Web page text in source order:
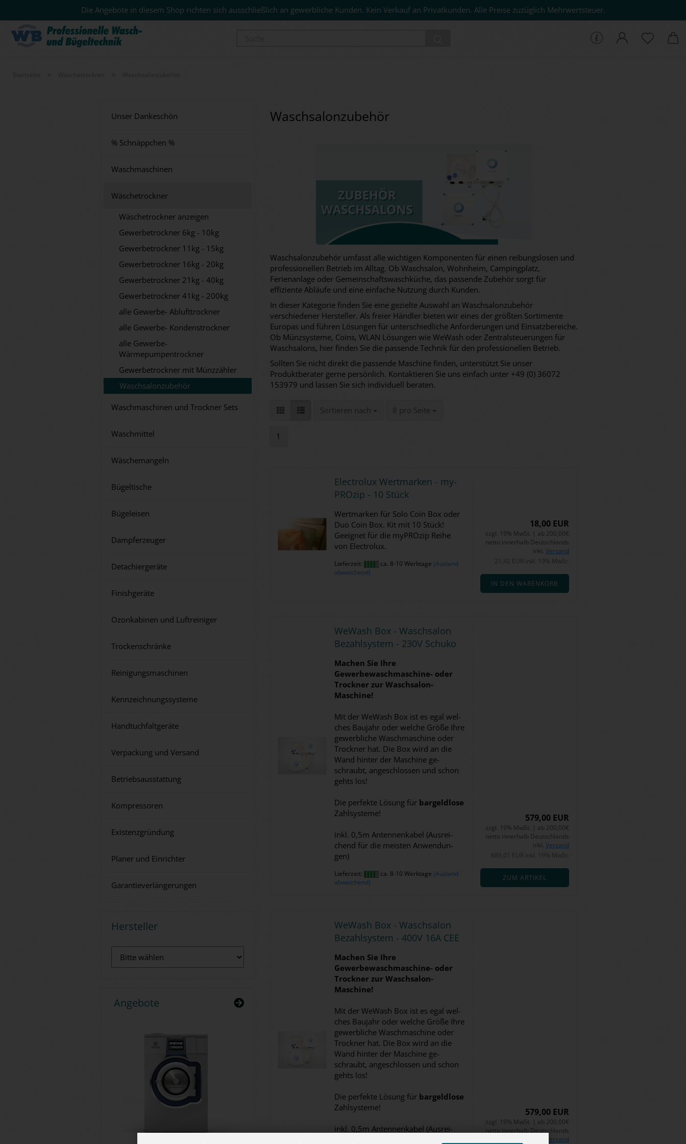
Die Angebote in diesem Shop richten sich ausschließlich an gewerbliche Kunden. Kein Verkauf an Privatkunden. Alle Preise zuzüglich Mehrwertsteuer.
Waschsalonzubehör
Waschsalonzubehör umfasst alle wichtigen Komponenten für einen reibungslosen und
professionellen Betrieb im Alltag. Ob Waschsalon, Wohnheim, Campingplatz,
Ferienanlage oder Gemeinschaftswaschküche, das passende Zubehör sorgt für
effiziente Abläufe und eine einfache Nutzung durch Kunden.
In dieser Kategorie finden Sie eine gezielte Auswahl an Waschsalonzubehör
verschiedener Hersteller. Als freier Händler bieten wir eines der größten Sortimente
Europas und führen Lösungen für unterschiedliche Anforderungen und Einsatzbereiche.
Ob Münzsysteme, Coins, WLAN Lösungen wie WeWash oder Zentralsteuerungen für
Waschsalons, hier finden Sie die passende Technik für den professionellen Betrieb.
Sollten Sie nicht direkt die passende Maschine finden, unterstützt Sie unser
Produktberater gerne persönlich. Kontaktieren Sie uns einfach unter +49 (0) 36072
153979 und lassen Sie sich individuell beraten.
Sortieren nach
Sortieren nach 8 pro Seite
pro Seite
1
Elec­tro­lux Wert­mar­ken - my­
PRO­zip - 10 Stück
Wert­mar­ken für Solo Coin Box oder
Duo Coin Box. Kit mit 10 Stück!
Ge­eig­net für die my­PRO­zip Reihe
von Elec­tro­lux.
Lieferzeit: ca. 8-10 Werktage (Ausland
abweichend)
18,00 EUR
zzgl. 19% MwSt. | ab 200,00€
netto innerhalb Deutschlands
inkl. Versand
21,42 EUR inkl. 19% MwSt.
IN DEN WARENKORB
We­Wash Box - Wasch­sa­lon
Be­zahl­sys­tem - 230V Schu­ko
Ma­chen Sie Ihre
Gewerbewaschmaschine-​ oder
Trock­ner zur Waschsalon-​
Maschine!
Mit der We­Wash Box ist es egal wel­
ches Bau­jahr oder wel­che Größe Ihre
ge­werb­li­che Wasch­ma­schi­ne oder
Trock­ner hat. Die Box wird an die
Wand hin­ter der Ma­schi­ne ge­
schraubt, an­ge­schlos­sen und schon
gehts los!
Die per­fek­te Lö­sung für bar­geld­lo­se
Zahl­sys­te­me!
inkl. 0,5m An­ten­nen­ka­bel (Aus­rei­
chend für die meis­ten An­wen­dun­
gen)
Lieferzeit: ca. 8-10 Werktage (Ausland
abweichend)
579,00 EUR
zzgl. 19% MwSt. | ab 200,00€
netto innerhalb Deutschlands
inkl. Versand
689,01 EUR inkl. 19% MwSt.
ZUM ARTIKEL
We­Wash Box - Wasch­sa­lon
Be­zahl­sys­tem - 400V 16A CEE
Ma­chen Sie Ihre
Gewerbewaschmaschine-​ oder
Trock­ner zur Waschsalon-​
Maschine!
Mit der We­Wash Box ist es egal wel­
ches Bau­jahr oder wel­che Größe Ihre
ge­werb­li­che Wasch­ma­schi­ne oder
Trock­ner hat. Die Box wird an die
Wand hin­ter der Ma­schi­ne ge­
schraubt, an­ge­schlos­sen und schon
gehts los!
Die per­fek­te Lö­sung für bar­geld­lo­se
Zahl­sys­te­me!
inkl. 0,5m An­ten­nen­ka­bel (Aus­rei­
579,00 EUR
zzgl. 19% MwSt. | ab 200,00€
netto innerhalb Deutschlands
Versand
Unser Dankeschön
% Schnäppchen %
Waschmaschinen
Wäschetrockner
Wäschetrockner anzeigen
Gewerbetrockner 6kg - 10kg
Gewerbetrockner 11kg - 15kg
Gewerbetrockner 16kg - 20kg
Gewerbetrockner 21kg - 40kg
Gewerbetrockner 41kg - 200kg
alle Gewerbe- Ablufttrockner
alle Gewerbe- Kondenstrockner
alle Gewerbe-
Wärmepumpentrockner
Gewerbetrockner mit Münzzähler
Waschsalonzubehör
Waschmaschinen und Trockner Sets
Waschmittel
Wäschemangeln
Bügeltische
Bügeleisen
Dampferzeuger
Detachiergeräte
Finishgeräte
Ozonkabinen und Luftreiniger
Trockenschränke
Reinigungsmaschinen
Kennzeichnungssysteme
Handtuchfaltgeräte
Verpackung und Versand
Betriebsausstattung
Kompressoren
Existenzgründung
Planer und Einrichter
Garantieverlängerungen
Hersteller
Angebote